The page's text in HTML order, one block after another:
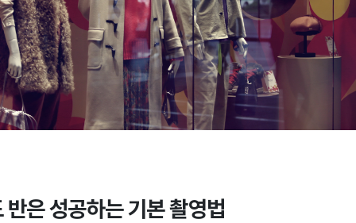
반은 성공하는 기본 촬영법